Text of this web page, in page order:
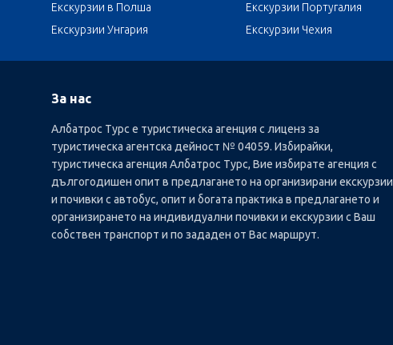
Екскурзии в Полша
Екскурзии Португалия
Екскурзии Унгария
Екскурзии Чехия
За нас
Албатрос Турс е туристическа агенция с лиценз за
туристическа агентска дейност № 04059. Избирайки,
туристическа агенция Албатрос Турс, Вие избирате агенция с
дългогодишен опит в предлагането на организирани екскурзии
и почивки с автобус, опит и богата практика в предлагането и
организирането на индивидуални почивки и екскурзии с Ваш
собствен транспорт и по зададен от Вас маршрут.